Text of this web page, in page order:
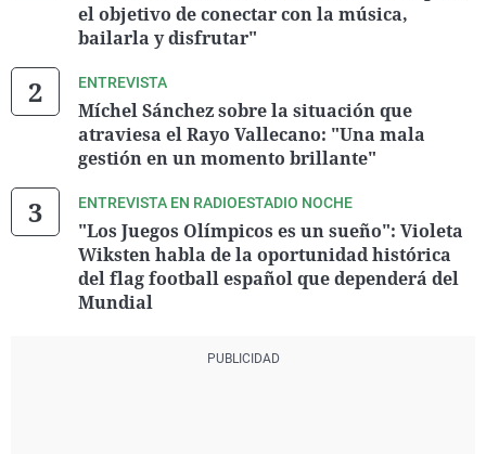
el objetivo de conectar con la música,
bailarla y disfrutar"
ENTREVISTA
Míchel Sánchez sobre la situación que
atraviesa el Rayo Vallecano: "Una mala
gestión en un momento brillante"
ENTREVISTA EN RADIOESTADIO NOCHE
"Los Juegos Olímpicos es un sueño": Violeta
Wiksten habla de la oportunidad histórica
del flag football español que dependerá del
Mundial